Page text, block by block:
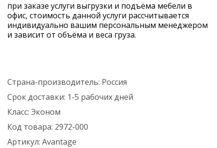
при заказе услуги выгрузки и подъёма мебели в
офис, стоимость данной услуги рассчитывается
индивидуально вашим персональным менеджером
и зависит от объёма и веса груза.
Страна-производитель: Россия
Срок доставки: 1-5 рабочих дней
Класс: Эконом
Код товара: 2972-000
Артикул: Avantage